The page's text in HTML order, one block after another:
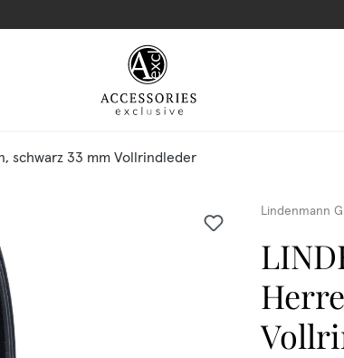
schwarz 33 mm Vollrindleder
Lindenmann